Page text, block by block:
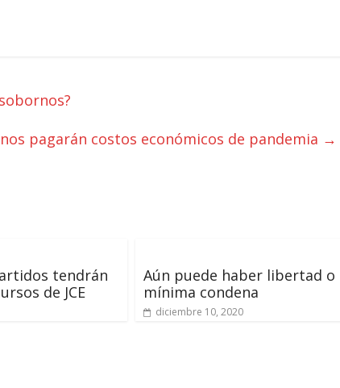
pagarán costos económicos de pandemia →
tendrán
de JCE
Aún puede haber libertad o
mínima condena
diciembre 10, 2020